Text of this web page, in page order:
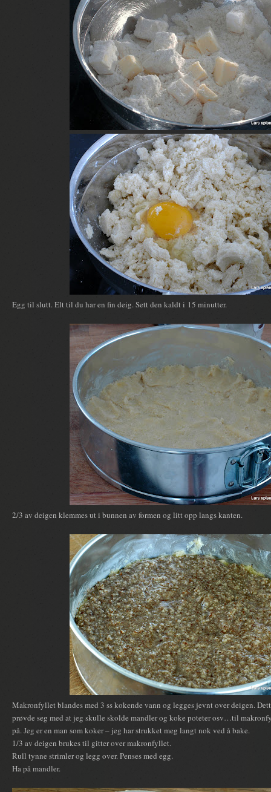
Egg til slutt. Elt til du har en fin deig. Sett den kaldt i 15 minutter.
2/3 av deigen klemmes ut i bunnen av formen og litt opp langs kanten.
Makronfyllet blandes med 3 ss kokende vann og legges jevnt over deigen.
prøvde seg med at jeg skulle skolde mandler og koke poteter osv…til
på. Jeg er en man som koker – jeg har strukket meg langt nok ved å bake.
1/3 av deigen brukes til gitter over makronfyllet.
Rull tynne strimler og legg over. Penses med egg.
Ha på mandler.